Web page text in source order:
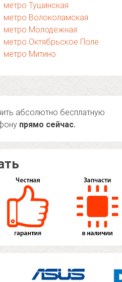
метро Тушинская
метро Волоколамская
метро Молодежная
метро Октябрьское Поле
метро Митино
абсолютно бесплатную
прямо сейчас.